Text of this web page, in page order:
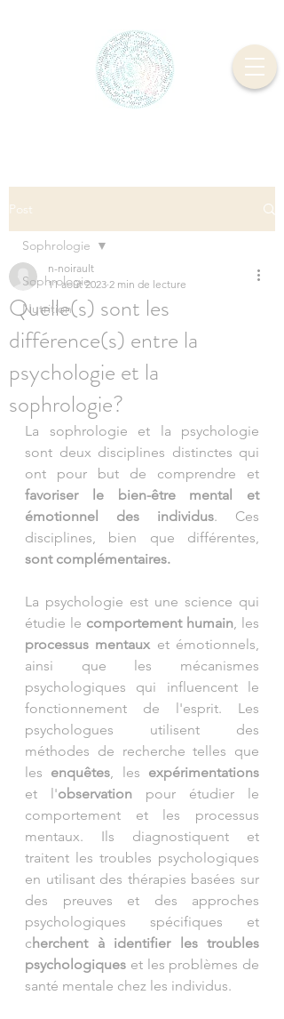
Post
Sophrologie
Nutrition
Sophrologie
Quelle(s) sont les
différence(s) entre la
psychologie et la
sophrologie?
n-noirault
11 août 2023 2 min de lecture
La sophrologie et la psychologie
sont deux disciplines distinctes qui
favoriser le bien-être mental et
émotionnel des individus. Ces
sont complémentaires.
La psychologie est une science qui
étudie le comportement humain
processus mentaux et émotionnels,
ainsi que les mécanismes
psychologiques qui influencent le
fonctionnement de l'esprit. Les
psychologues utilisent des
méthodes de recherche telles que
les enquêtes, les expérimentations
et l'observation pour étudier le
comportement et les processus
mentaux. Ils diagnostiquent et
traitent les troubles psychologiques
en utilisant des thérapies basées sur
des preuves et des approches
psychologiques spécifiques et
cherchent à identifier les troubles
psychologiques et les problèmes de
santé mentale chez les individus.